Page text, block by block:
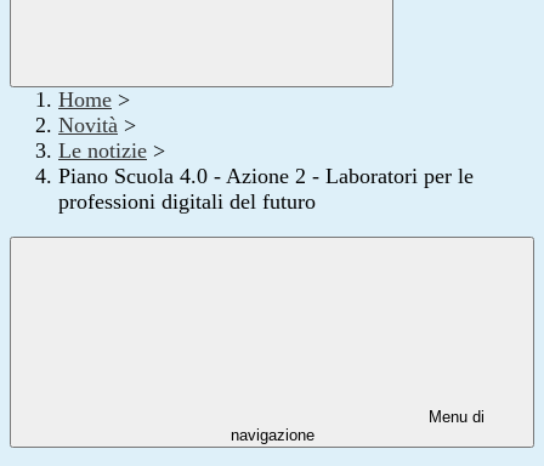
Home >
Novità >
Le notizie >
Piano Scuola 4.0 - Azione 2 - Laboratori per le
professioni digitali del futuro
Menu di
navigazione